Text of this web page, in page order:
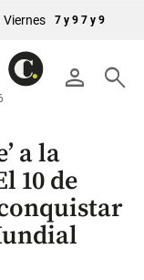
Viernes 7 y 9 7 y 9
person search
a la
10 de